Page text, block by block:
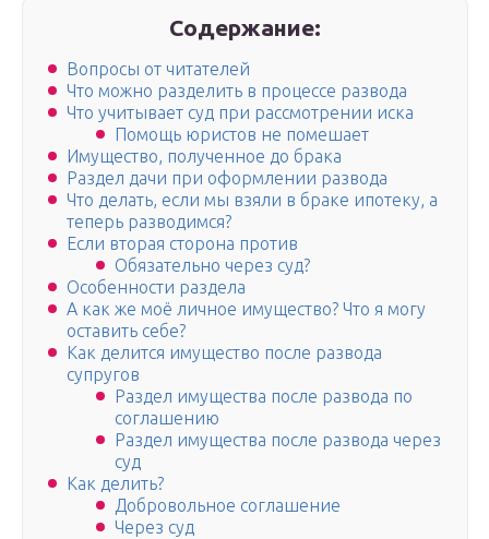
Содержание:
Вопросы от читателей
Что можно разделить в процессе развода
Что учитывает суд при рассмотрении иска
Помощь юристов не помешает
Имущество, полученное до брака
Раздел дачи при оформлении развода
Что делать, если мы взяли в браке ипотеку, а
теперь разводимся?
Если вторая сторона против
Обязательно через суд?
Особенности раздела
А как же моё личное имущество? Что я могу
оставить себе?
Как делится имущество после развода
супругов
Раздел имущества после развода по
соглашению
Раздел имущества после развода через
суд
Как делить?
Добровольное соглашение
Через суд